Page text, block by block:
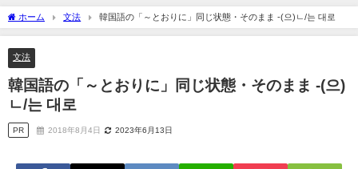
ホーム 文法 韓国語の「～とおりに」同じ状態・そのまま -(으)ㄴ/는 대로
文法
韓国語の「～とおりに」同じ状態・そのまま -(으)
ㄴ/는 대로
PR 2018年8月4日 2023年6月13日